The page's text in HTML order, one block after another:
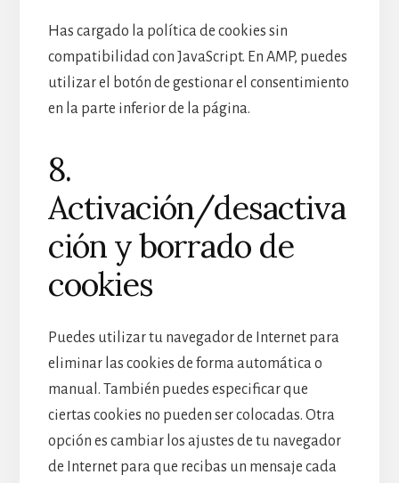
Has cargado la política de cookies sin
compatibilidad con JavaScript. En AMP, puedes
utilizar el botón de gestionar el consentimiento
en la parte inferior de la página.
8.
Activación/desactiva
ción y borrado de
cookies
Puedes utilizar tu navegador de Internet para
eliminar las cookies de forma automática o
manual. También puedes especificar que
ciertas cookies no pueden ser colocadas. Otra
opción es cambiar los ajustes de tu navegador
de Internet para que recibas un mensaje cada